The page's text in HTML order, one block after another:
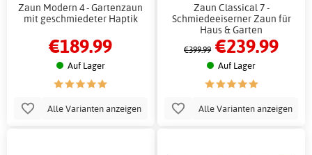
Zaun Modern 4 - Gartenzaun
mit geschmiedeter Haptik
€189.99
Auf Lager
Alle Varianten anzeigen
Zaun Classical 7 -
Schmiedeeiserner Zaun für
Haus & Garten
€399.99 €239.99
Auf Lager
Alle Varianten anzeigen